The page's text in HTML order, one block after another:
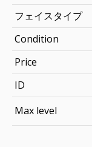
フェイスタイプ
Condition
Price
ID
Max level